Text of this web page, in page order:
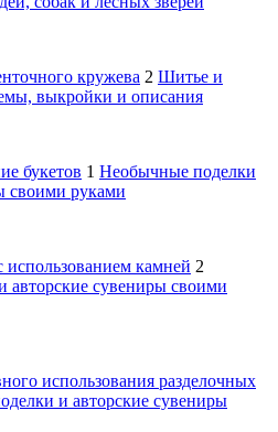
кружева 2 Шитье и
выкройки и описания
букетов 1 Необычные поделки
своими руками
камней 2
сувениры своими
использования разделочных
и авторские сувениры